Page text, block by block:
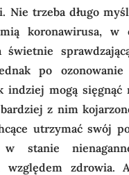
Nie trzeba długo
koronawirusa, w
świetnie
po
indziej mogą
z nim
utrzymać swój
w stanie
względem zdrowia.